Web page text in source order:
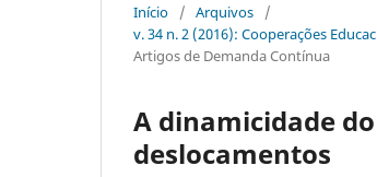
Início / Arquivos
/
v. 34 n. 2 (2016): Cooperações
Artigos de Demanda Contínua
A dinamicidade
deslocamentos